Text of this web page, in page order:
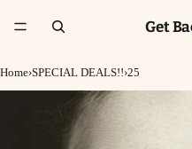
Get
Home›SPECIAL DEALS!!›25